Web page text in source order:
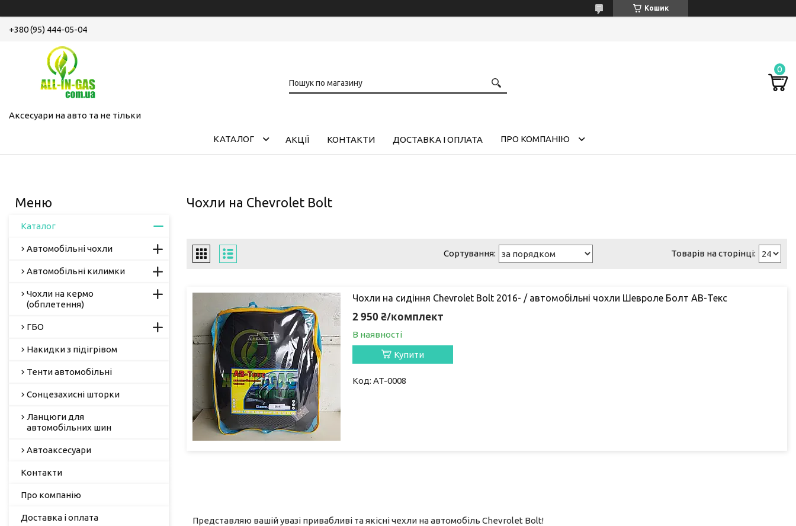
Кошик
+380 (95) 444-05-04
Аксесуари на авто та не тільки
КАТАЛОГ АКЦІЇ КОНТАКТИ ДОСТАВКА І ОПЛАТА ПРО КОМПАНІЮ
Чохли на Chevrolet Bolt
Чохли на сидіння Chevrolet Bolt 2016- / автомобільні чохли Шевроле Болт АВ-Текс
2 950 ₴/комплект
В наявності
Купити
AT-0008
Представляю вашій увазі привабливі та якісні чехли на автомобіль Chevrolet Bolt!
Каталог
Автомобільні чохли
Автомобільні килимки
Чохли на кермо
(обплетення)
ГБО
Накидки з підігрівом
Тенти автомобільні
Сонцезахисні шторки
Ланцюги для
автомобільних шин
Автоаксесуари
Контакти
Про компанію
Доставка і оплата